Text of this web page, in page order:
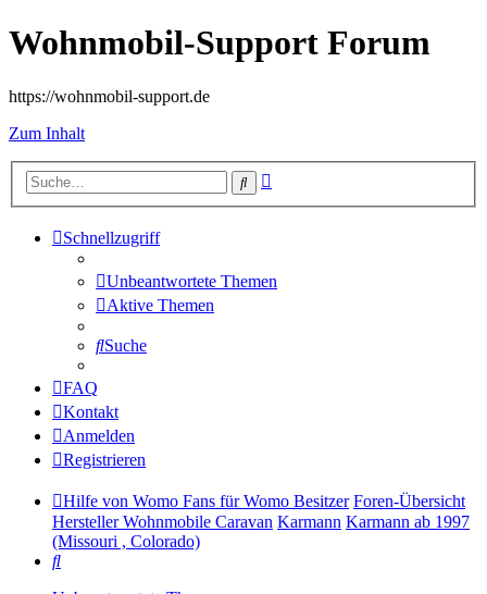
Wohnmobil-Support Forum
https://wohnmobil-support.de
Zum Inhalt
Suche
Schnellzugriff
Unbeantwortete Themen
Aktive Themen
Suche
FAQ
Kontakt
Anmelden
Registrieren
Hilfe von Womo Fans für Womo Besitzer Foren-Übersicht
Hersteller Wohnmobile Caravan Karmann Karmann ab 1997
(Missouri , Colorado)
Suche